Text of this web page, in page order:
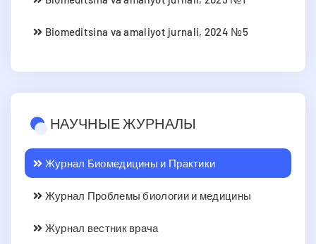
Biomeditsina va amaliyot jurnali, 2024 №5
НАУЧНЫЕ ЖУРНАЛЫ
Журнал Биомедицины и Практики
Журнал Проблемы биологии и медицины
Журнал вестник врача